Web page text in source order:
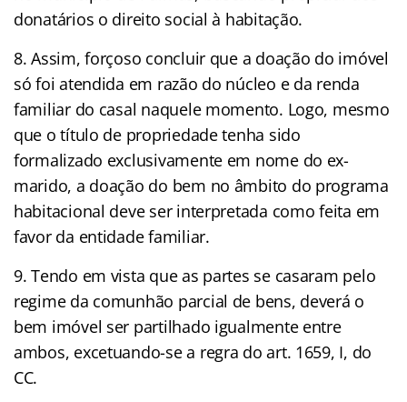
donatários o direito social à habitação.
8. Assim, forçoso concluir que a doação do imóvel
só foi atendida em razão do núcleo e da renda
familiar do casal naquele momento. Logo, mesmo
que o título de propriedade tenha sido
formalizado exclusivamente em nome do ex-
marido, a doação do bem no âmbito do programa
habitacional deve ser interpretada como feita em
favor da entidade familiar.
9. Tendo em vista que as partes se casaram pelo
regime da comunhão parcial de bens, deverá o
bem imóvel ser partilhado igualmente entre
ambos, excetuando-se a regra do art. 1659, I, do
CC.